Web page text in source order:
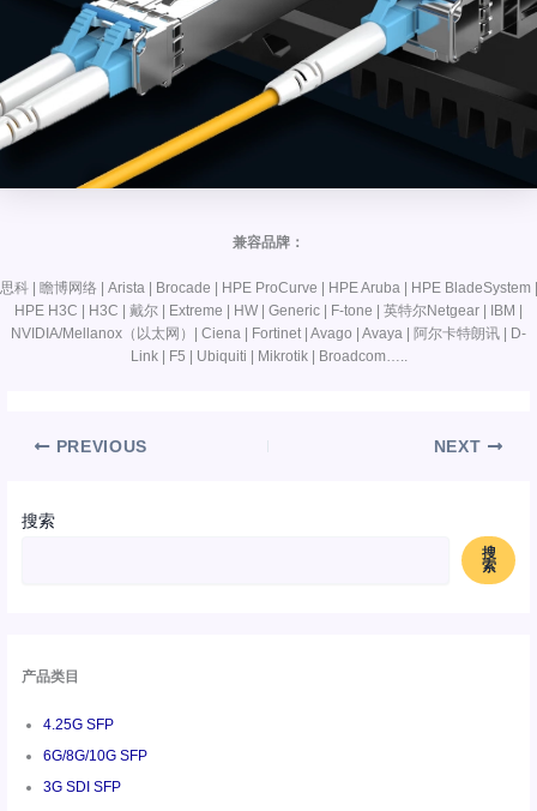
搜索
搜
索
产品类目
4.25G SFP
6G/8G/10G SFP
3G SDI SFP
兼容品牌：
思科 | 瞻博网络 | Arista | Brocade | HPE ProCurve | HPE Aruba | HPE BladeSystem |
HPE H3C | H3C | 戴尔 | Extreme | HW | Generic | F-tone | 英特尔Netgear | IBM |
NVIDIA/Mellanox（以太网）| Ciena | Fortinet | Avago | Avaya | 阿尔卡特朗讯 | D-
Link | F5 | Ubiquiti | Mikrotik | Broadcom…..
PREVIOUS NEXT